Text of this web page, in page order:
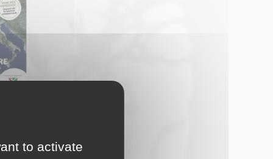
notre
to activate